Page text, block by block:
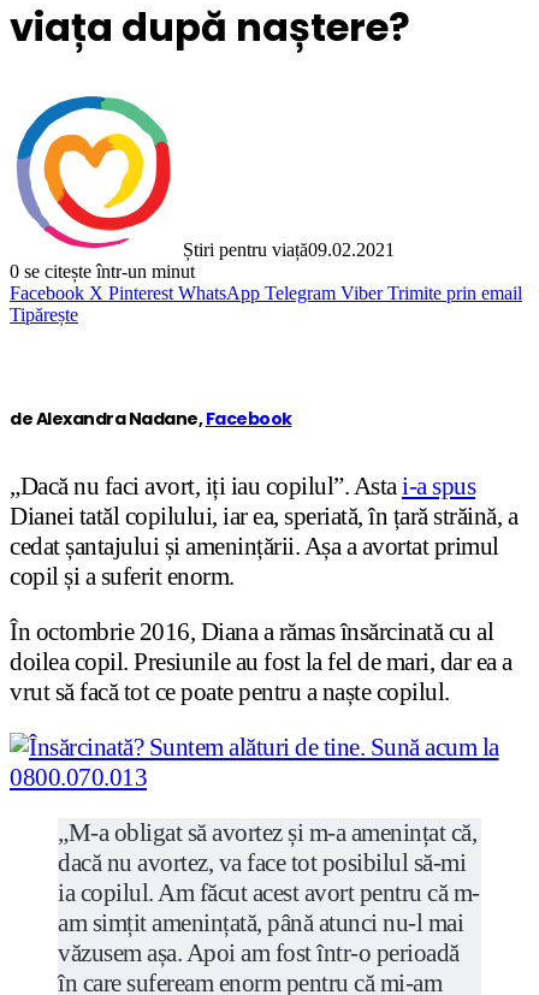
viața după naștere?
Știri pentru viață09.02.2021
0 se citește într-un minut
Facebook X Pinterest WhatsApp Telegram Viber Trimite prin email
Tipărește
de Alexandra Nadane,Facebook
„Dacă nu faci avort, iți iau copilul”. Asta i-a spus
Dianei tatăl copilului, iar ea, speriată, în țară străină, a
cedat șantajului și amenințării. Așa a avortat primul
copil și a suferit enorm.
În octombrie 2016, Diana a rămas însărcinată cu al
doilea copil. Presiunile au fost la fel de mari, dar ea a
vrut să facă tot ce poate pentru a naște copilul.
„M-a obligat să avortez și m-a amenințat că,
dacă nu avortez, va face tot posibilul să-mi
ia copilul. Am făcut acest avort pentru că m-
am simțit amenințată, până atunci nu-l mai
văzusem așa. Apoi am fost într-o perioadă
în care sufeream enorm pentru că mi-am